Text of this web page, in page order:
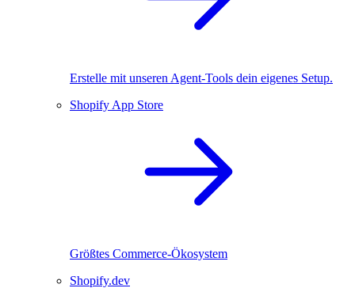
Erstelle mit unseren Agent-Tools dein eigenes Setup.
Shopify App Store
Größtes Commerce-Ökosystem
Shopify.dev